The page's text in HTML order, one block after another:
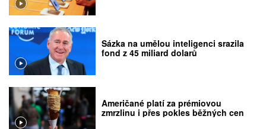
Sázka na umělou inteligenci srazila
fond z 45 miliard dolarů
Američané platí za prémiovou
zmrzlinu i přes pokles běžných cen